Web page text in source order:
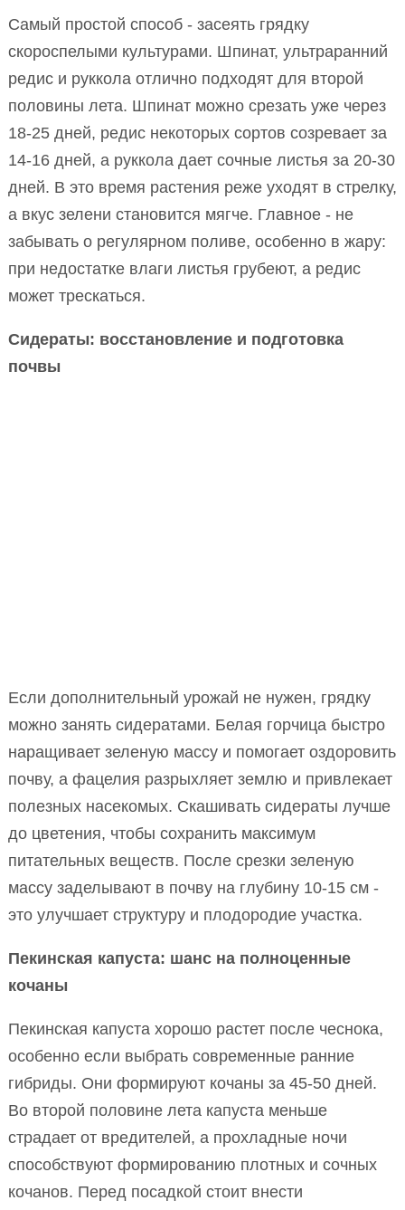
Самый простой способ - засеять грядку
скороспелыми культурами. Шпинат, ультраранний
редис и руккола отлично подходят для второй
половины лета. Шпинат можно срезать уже через
18-25 дней, редис некоторых сортов созревает за
14-16 дней, а руккола дает сочные листья за 20-30
дней. В это время растения реже уходят в стрелку,
а вкус зелени становится мягче. Главное - не
забывать о регулярном поливе, особенно в жару:
при недостатке влаги листья грубеют, а редис
может трескаться.
Сидераты: восстановление и подготовка
почвы
Если дополнительный урожай не нужен, грядку
можно занять сидератами. Белая горчица быстро
наращивает зеленую массу и помогает оздоровить
почву, а фацелия разрыхляет землю и привлекает
полезных насекомых. Скашивать сидераты лучше
до цветения, чтобы сохранить максимум
питательных веществ. После срезки зеленую
массу заделывают в почву на глубину 10-15 см -
это улучшает структуру и плодородие участка.
Пекинская капуста: шанс на полноценные
кочаны
Пекинская капуста хорошо растет после чеснока,
особенно если выбрать современные ранние
гибриды. Они формируют кочаны за 45-50 дней.
Во второй половине лета капуста меньше
страдает от вредителей, а прохладные ночи
способствуют формированию плотных и сочных
кочанов. Перед посадкой стоит внести